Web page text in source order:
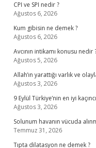
CPI ve SPI nedir ?
Ağustos 6, 2026
Kum gibisin ne demek ?
Ağustos 6, 2026
Avcının intikamı konusu nedir
Ağustos 5, 2026
Allah’ın yarattığı varlık ve
Ağustos 3, 2026
9 Eylül Türkiye’nin en iyi
Ağustos 3, 2026
Solunum havanın vücuda
Temmuz 31, 2026
Tıpta dilatasyon ne demek ?